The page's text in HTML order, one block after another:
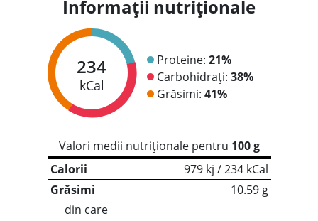
Informații nutriționale
234
kCal
Proteine: 21%
Carbohidrați: 38%
Grăsimi: 41%
Valori medii nutriționale pentru 100 g
Calorii
979 kj / 234 kCal
Grăsimi
10.59 g
din care